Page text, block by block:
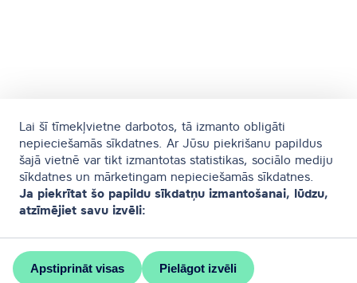
Lai šī tīmekļvietne darbotos, tā izmanto obligāti
nepieciešamās sīkdatnes. Ar Jūsu piekrišanu papildus
šajā vietnē var tikt izmantotas statistikas, sociālo mediju
sīkdatnes un mārketingam nepieciešamās sīkdatnes.
Ja piekrītat šo papildu sīkdatņu izmantošanai, lūdzu,
atzīmējiet savu izvēli:
Apstiprināt visas Pielāgot izvēli